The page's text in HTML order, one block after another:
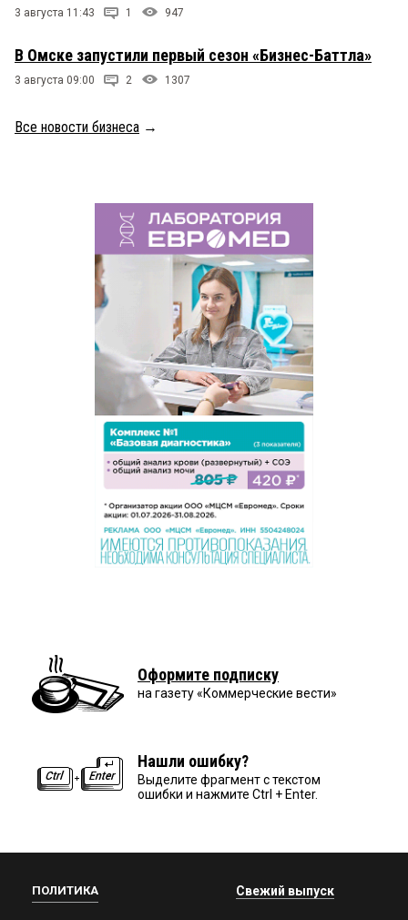
3 августа 11:43 1 947
В Омске запустили первый сезон «Бизнес-Баттла»
3 августа 09:00 2 1307
Все новости бизнеса →
Оформите подписку
на газету «Коммерческие вести»
Нашли ошибку?
Выделите фрагмент с текстом
ошибки и нажмите Ctrl + Enter.
ПОЛИТИКА Свежий выпуск